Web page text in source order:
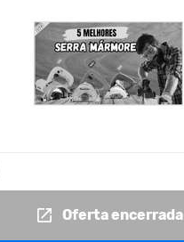
Oferta encerrada